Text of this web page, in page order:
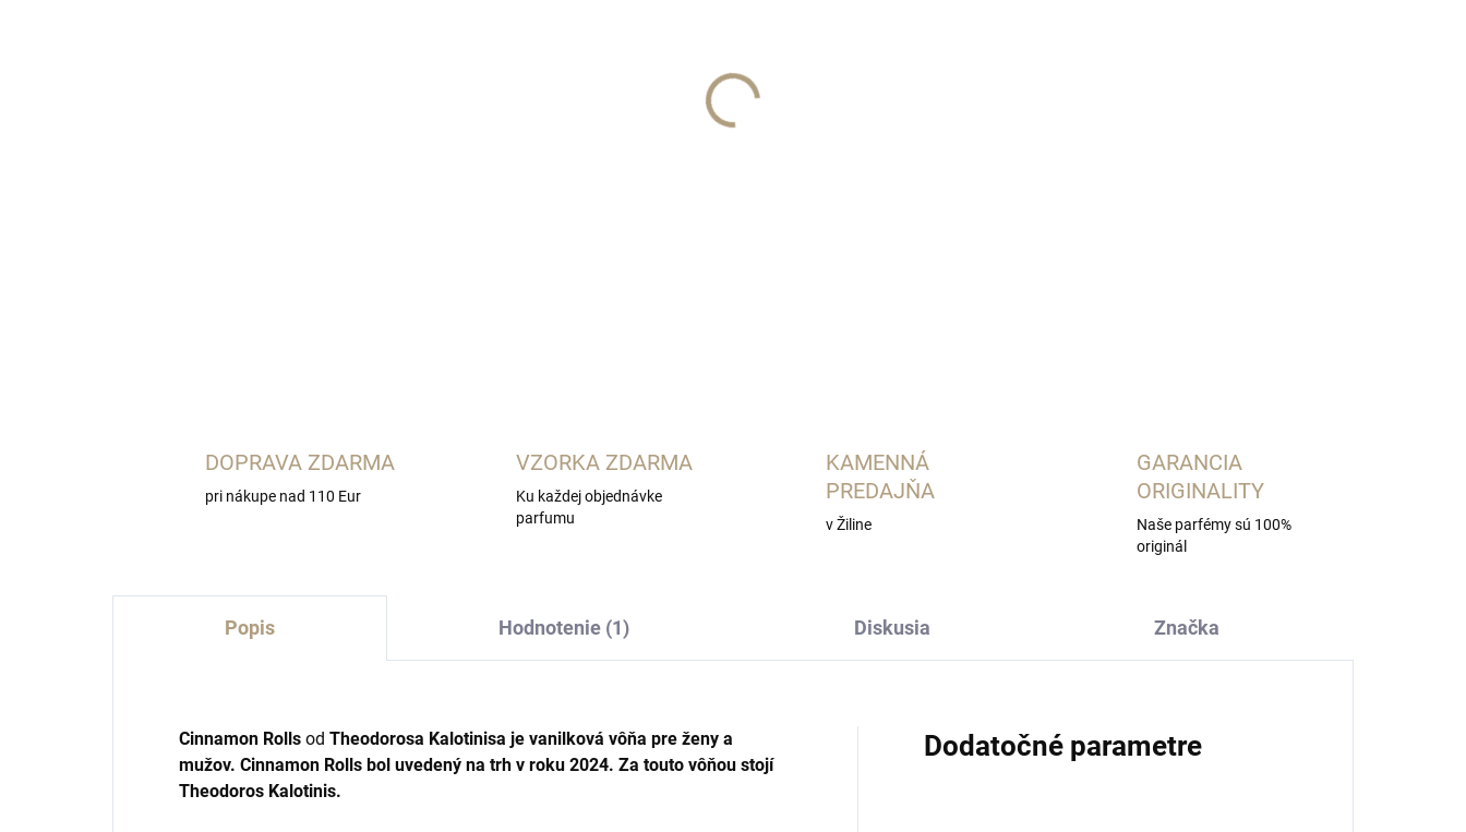
DOPRAVA ZDARMA
pri nákupe nad 110 Eur
VZORKA ZDARMA
Ku každej objednávke
parfumu
KAMENNÁ
PREDAJŇA
v Žiline
GARANCIA
ORIGINALITY
Naše parfémy sú 100%
originál
Popis Hodnotenie (1) Diskusia Značka
Cinnamon Rolls od Theodorosa Kalotinisa je vanilková vôňa pre ženy a
mužov. Cinnamon Rolls bol uvedený na trh v roku 2024. Za touto vôňou stojí
Theodoros Kalotinis.
Dodatočné parametre